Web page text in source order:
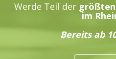
Werde Teil der
im
Bereits ab